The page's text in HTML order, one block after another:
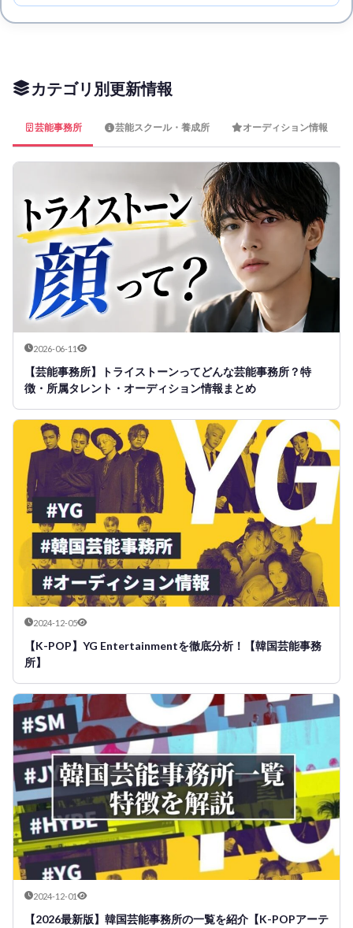
カテゴリ別更新情報
芸能事務所 芸能スクール・養成所 オーディション情報
2026-06-11
【芸能事務所】トライストーンってどんな芸能事務所？特
徴・所属タレント・オーディション情報まとめ
2024-12-05
【K-POP】YG Entertainmentを徹底分析！【韓国芸能事務
所】
2024-12-01
【2026最新版】韓国芸能事務所の一覧を紹介【K-POPアーテ